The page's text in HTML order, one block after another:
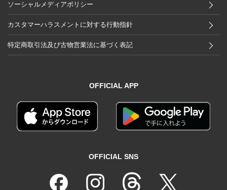
ソーシャルメディアポリシー
カスタマーハラスメントに対する行動指針
特定商取引法及び古物営業法に基づく表記
OFFICIAL APP
OFFICIAL SNS